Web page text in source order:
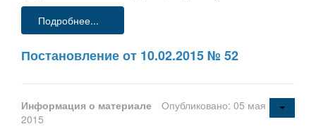
Подробнее...
Постановление от 10.02.2015 № 52
Информация о материале
Опубликовано: 05 мая
2015